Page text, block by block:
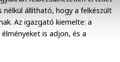
állítható, hogy a felkészült
Az igazgató kiemelte: a
is adjon, és a